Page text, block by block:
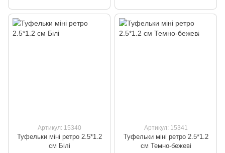
Артикул: 15340
Туфельки міні ретро 2.5*1.2
см Білі
Артикул: 15341
Туфельки міні ретро 2.5*1.2
см Темно-бежеві